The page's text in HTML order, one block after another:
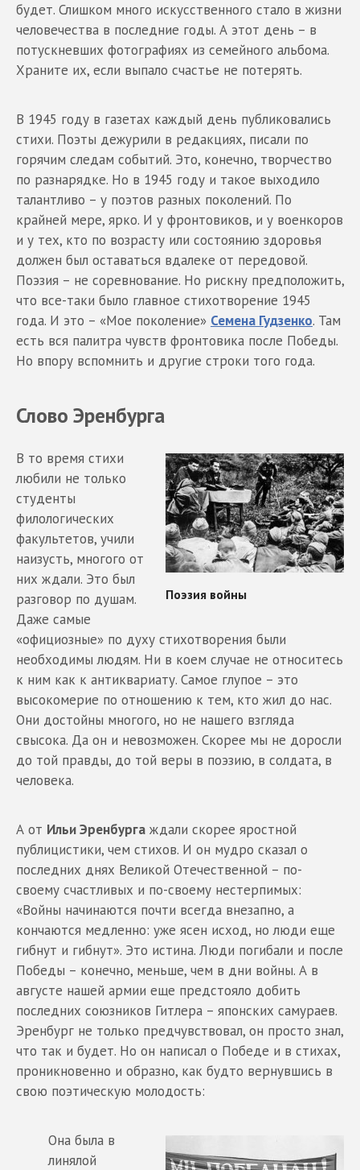
будет. Слишком много искусственного стало в жизни
человечества в последние годы. А этот день – в
потускневших фотографиях из семейного альбома.
Храните их, если выпало счастье не потерять.
В 1945 году в газетах каждый день публиковались
стихи. Поэты дежурили в редакциях, писали по
горячим следам событий. Это, конечно, творчество
по разнарядке. Но в 1945 году и такое выходило
талантливо – у поэтов разных поколений. По
крайней мере, ярко. И у фронтовиков, и у военкоров
и у тех, кто по возрасту или состоянию здоровья
должен был оставаться вдалеке от передовой.
Поэзия – не соревнование. Но рискну предположить,
что все-таки было главное стихотворение 1945
года. И это – «Мое поколение» Семена Гудзенко. Там
есть вся палитра чувств фронтовика после Победы.
Но впору вспомнить и другие строки того года.
Слово Эренбурга
В то время стихи
любили не только
студенты
филологических
факультетов, учили
наизусть, многого от
них ждали. Это был
разговор по душам.
Даже самые
«официозные» по духу стихотворения были
необходимы людям. Ни в коем случае не относитесь
к ним как к антиквариату. Самое глупое – это
высокомерие по отношению к тем, кто жил до нас.
Они достойны многого, но не нашего взгляда
свысока. Да он и невозможен. Скорее мы не доросли
до той правды, до той веры в поэзию, в солдата, в
человека.
А от Ильи Эренбурга ждали скорее яростной
публицистики, чем стихов. И он мудро сказал о
последних днях Великой Отечественной – по-
своему счастливых и по-своему нестерпимых:
«Войны начинаются почти всегда внезапно, а
кончаются медленно: уже ясен исход, но люди еще
гибнут и гибнут». Это истина. Люди погибали и после
Победы – конечно, меньше, чем в дни войны. А в
августе нашей армии еще предстояло добить
последних союзников Гитлера – японских самураев.
Эренбург не только предчувствовал, он просто знал,
что так и будет. Но он написал о Победе и в стихах,
проникновенно и образно, как будто вернувшись в
свою поэтическую молодость:
Она была в
линялой